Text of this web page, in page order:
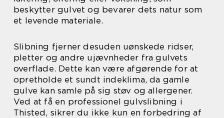
beskytter gulvet og bevarer dets natur som
et levende materiale.
Slibning fjerner desuden uønskede ridser,
pletter og andre ujævnheder fra gulvets
overflade. Dette kan være afgørende for at
opretholde et sundt indeklima, da gamle
gulve kan samle på sig støv og allergener.
Ved at få en professionel gulvslibning i
Thisted, sikrer du ikke kun en forbedring af